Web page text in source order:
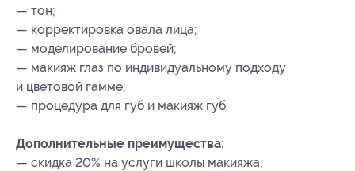
— тон;
— корректировка овала лица;
— моделирование бровей;
— макияж глаз по индивидуальному подходу
и цветовой гамме;
— процедура для губ и макияж губ.
Дополнительные преимущества:
— скидка 20% на услуги школы макияжа;